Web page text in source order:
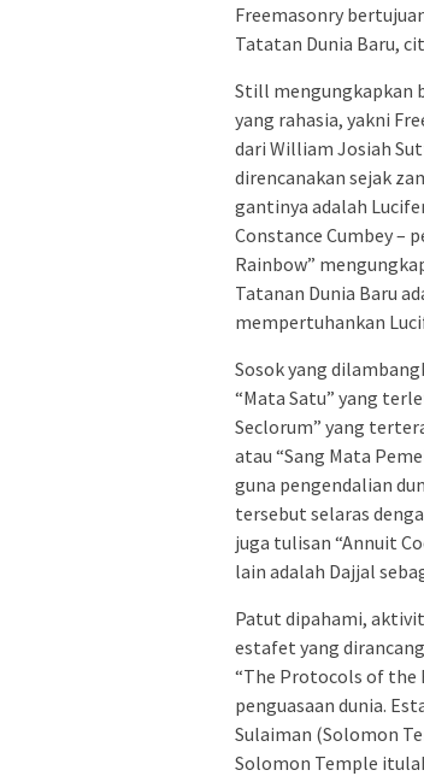
Freemasonry
Tatatan Dunia Baru,
Still mengungkapkan
yang rahasia, yakni
dari William Josiah
direncanakan sejak
gantinya adalah
Constance Cumbey –
Rainbow”
Tatanan Dunia Baru
mempertuhankan
Sosok yang
“Mata Satu” yang
Seclorum” yang
atau “Sang Mata
guna pengendalian
tersebut selaras
juga tulisan “Annuit
lain adalah Dajjal
Patut dipahami,
estafet yang
“The Protocols of the
penguasaan dunia.
Sulaiman (Solomon
Solomon Temple